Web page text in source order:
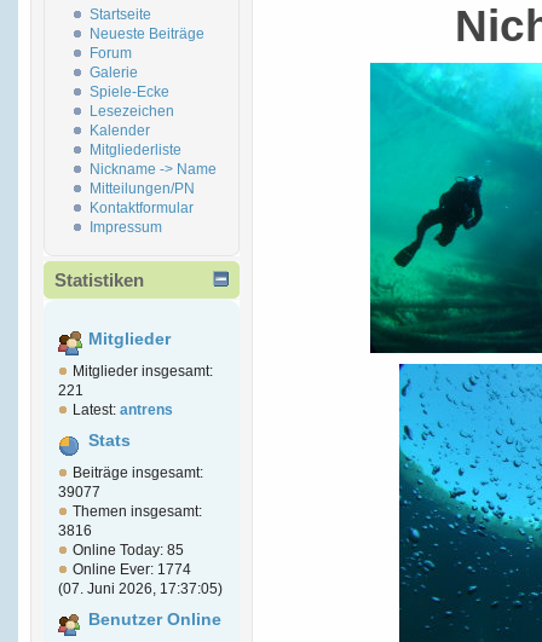
Startseite
Neueste Beiträge
Forum
Galerie
Spiele-Ecke
Lesezeichen
Kalender
Mitgliederliste
Nickname -> Name
Mitteilungen/PN
Kontaktformular
Impressum
Statistiken
Mitglieder
Mitglieder insgesamt:
221
Latest: antrens
Stats
Beiträge insgesamt:
39077
Themen insgesamt:
3816
Online Today: 85
Online Ever: 1774
(07. Juni 2026, 17:37:05)
Benutzer Online